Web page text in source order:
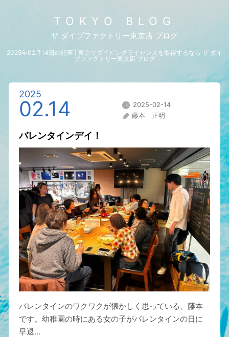
TOKYO BLOG
ザ ダイブファクトリー東京店 ブログ
2025年02月14日の記事 | 東京でダイビングライセンスを取得するなら ザ ダイ
ブファクトリー東京店 ブログ
2025
02.14
2025-02-14
藤本 正明
バレンタインデイ！
バレンタインのワクワクが懐かしく思っている、藤本
です。幼稚園の時にある女の子がバレンタインの日に
早退...